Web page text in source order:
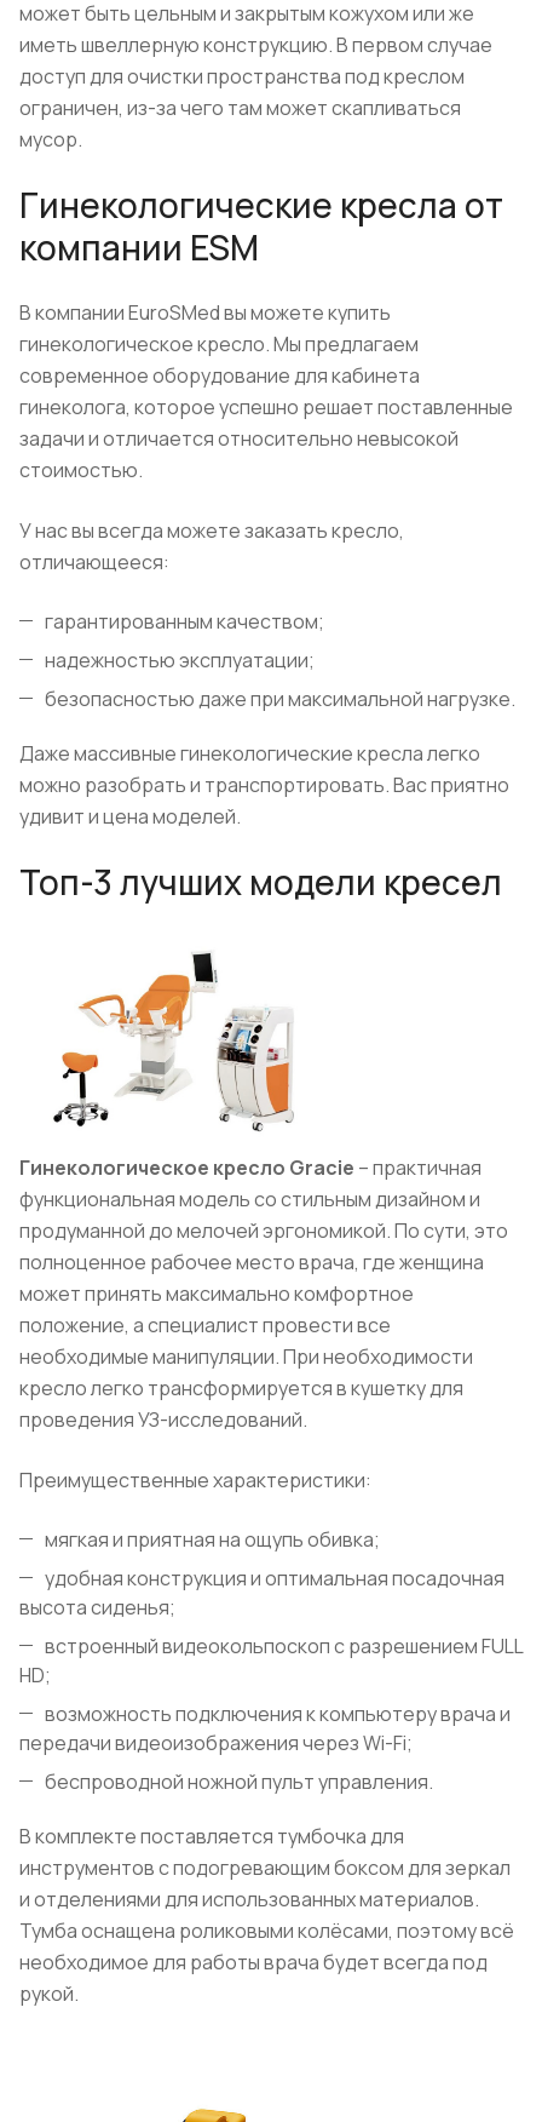
может быть цельным и закрытым кожухом или же
иметь швеллерную конструкцию. В первом случае
доступ для очистки пространства под креслом
ограничен, из-за чего там может скапливаться
мусор.
Гинекологические кресла от
компании ESM
В компании EuroSMed вы можете купить
гинекологическое кресло. Мы предлагаем
современное оборудование для кабинета
гинеколога, которое успешно решает поставленные
задачи и отличается относительно невысокой
стоимостью.
У нас вы всегда можете заказать кресло,
отличающееся:
гарантированным качеством;
надежностью эксплуатации;
безопасностью даже при максимальной нагрузке.
Даже массивные гинекологические кресла легко
можно разобрать и транспортировать. Вас приятно
удивит и цена моделей.
Топ-3 лучших модели кресел
Гинекологическое кресло Gracie – практичная
функциональная модель со стильным дизайном и
продуманной до мелочей эргономикой. По сути, это
полноценное рабочее место врача, где женщина
может принять максимально комфортное
положение, а специалист провести все
необходимые манипуляции. При необходимости
кресло легко трансформируется в кушетку для
проведения УЗ-исследований.
Преимущественные характеристики:
мягкая и приятная на ощупь обивка;
удобная конструкция и оптимальная посадочная
высота сиденья;
встроенный видеокольпоскоп с разрешением FULL
HD;
возможность подключения к компьютеру врача и
передачи видеоизображения через Wi-Fi;
беспроводной ножной пульт управления.
В комплекте поставляется тумбочка для
инструментов с подогревающим боксом для зеркал
и отделениями для использованных материалов.
Тумба оснащена роликовыми колёсами, поэтому всё
необходимое для работы врача будет всегда под
рукой.